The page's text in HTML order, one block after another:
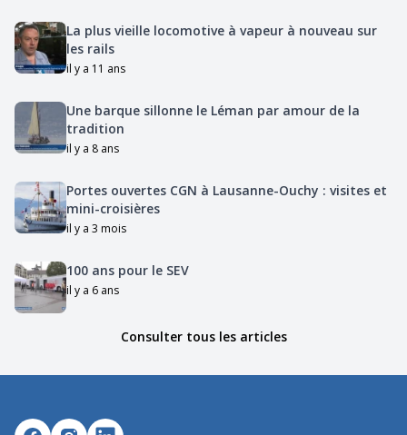
La plus vieille locomotive à vapeur à nouveau sur
les rails
il y a 11 ans
Une barque sillonne le Léman par amour de la
tradition
il y a 8 ans
Portes ouvertes CGN à Lausanne-Ouchy : visites et
mini-croisières
il y a 3 mois
100 ans pour le SEV
il y a 6 ans
Consulter tous les articles